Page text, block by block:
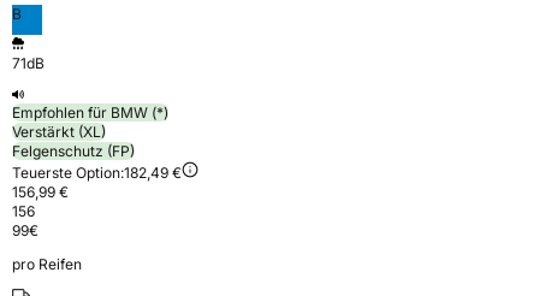
B
71dB
Empfohlen für BMW (*)
Verstärkt (XL)
Felgenschutz (FP)
Teuerste Option:182,49 €
156,99 €
156
99€
pro Reifen